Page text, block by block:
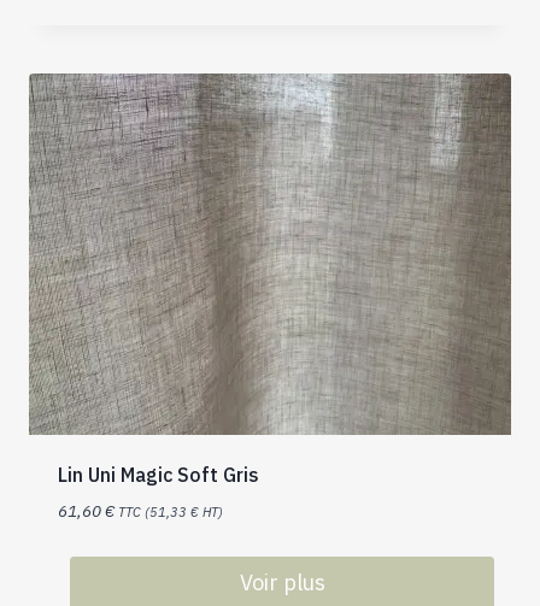
Lin Uni Magic Soft Gris
61,60€ TTC (51,33 € HT)
Voir plus